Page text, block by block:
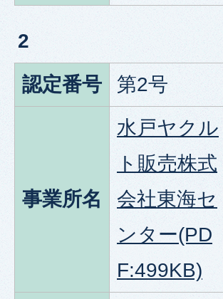
2
認定番号
第2号
事業所名
水戸ヤクル
ト販売株式
会社東海セ
ンター(PD
F:499KB)